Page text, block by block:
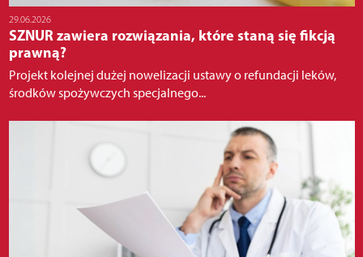
29.06.2026
SZNUR zawiera rozwiązania, które staną się fikcją
prawną?
Projekt kolejnej dużej nowelizacji ustawy o refundacji leków,
środków spożywczych specjalnego...